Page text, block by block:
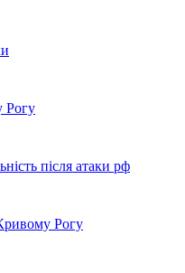
Рогу
після атаки рф
Рогу